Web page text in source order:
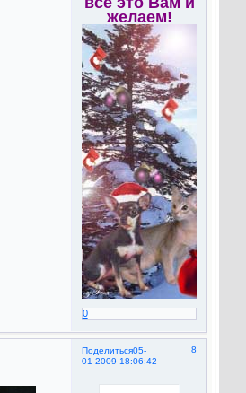
желаем!
0
Поделиться 8
05-
01-2009 18:06:42